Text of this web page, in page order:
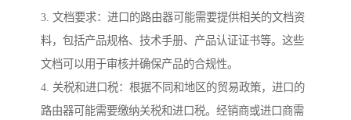
3. 文档要求：进口的路由器可能需要提供相关的文档资
料，包括产品规格、技术手册、产品认证证书等。这些
文档可以用于审核并确保产品的合规性。
4. 关税和进口税：根据不同和地区的贸易政策，进口的
路由器可能需要缴纳关税和进口税。经销商或进口商需